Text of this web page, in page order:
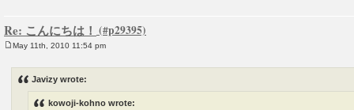
Re: こんにちは！
May 11th, 2010 11:54 pm
Javizy wrote:
kowoji-kohno wrote: